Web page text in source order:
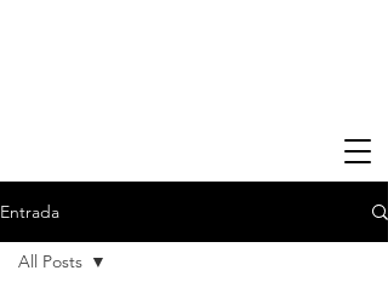
Entrada
All Posts